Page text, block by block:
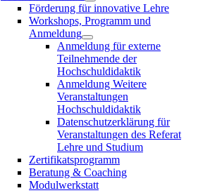
Förderung für innovative Lehre
Workshops, Programm und
Anmeldung
Anmeldung für externe
Teilnehmende der
Hochschuldidaktik
Anmeldung Weitere
Veranstaltungen
Hochschuldidaktik
Datenschutzerklärung für
Veranstaltungen des Referat
Lehre und Studium
Zertifikatsprogramm
Beratung & Coaching
Modulwerkstatt